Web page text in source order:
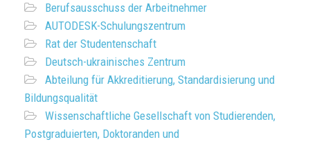
Berufsausschuss der Arbeitnehmer
AUTODESK-Schulungszentrum
Rat der Studentenschaft
Deutsch-ukrainisches Zentrum
Abteilung für Akkreditierung, Standardisierung und
Bildungsqualität
Wissenschaftliche Gesellschaft von Studierenden,
Postgraduierten, Doktoranden und